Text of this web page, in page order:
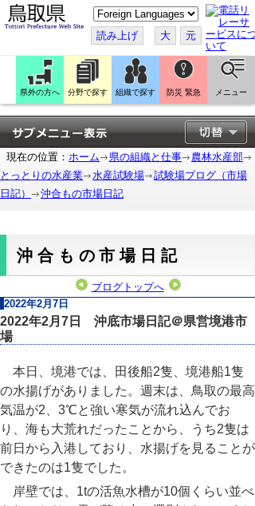
こ
の
ペ
ー
ジ
翻
訳
す
る
読み上げ 大 元
県外の方へ 分野で探す 組織で探す 防災 緊急 メニュー
現在の位置： ホーム 県の組織と仕事
農林水産部
とっとりの水産業
水産試験場
試験場ブログ（市場
日記）
沖合もの市場日記
沖合もの市場日記
ブログトップへ
2022年2月7日
2022年2月7日 沖底市場日記＠県営境港市
場
本日、境港では、田後船2隻、境港船1隻
の水揚げがありました。週末は、鳥取の最高
気温が2 3℃と強い寒気が流れ込んでお
り、海も大荒れだったことから、うち2隻は
前日から入港しており、水揚げを見ることが
できたのは1隻でした。
岸壁では、 1tの活魚水槽が10個くらい並べ